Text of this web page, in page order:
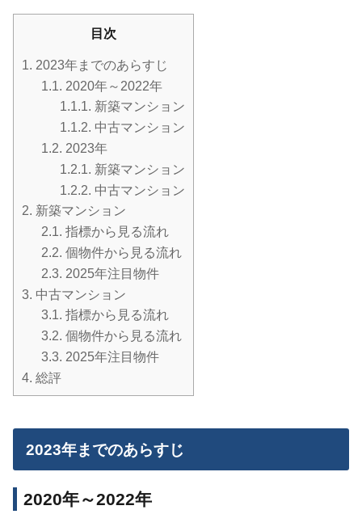
目次
1. 2023年までのあらすじ
1.1. 2020年～2022年
1.1.1. 新築マンション
1.1.2. 中古マンション
1.2. 2023年
1.2.1. 新築マンション
1.2.2. 中古マンション
2. 新築マンション
2.1. 指標から見る流れ
2.2. 個物件から見る流れ
2.3. 2025年注目物件
3. 中古マンション
3.1. 指標から見る流れ
3.2. 個物件から見る流れ
3.3. 2025年注目物件
4. 総評
2023年までのあらすじ
2020年～2022年